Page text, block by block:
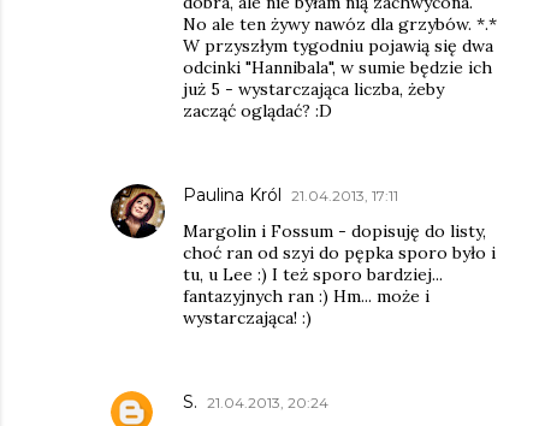
No ale ten żywy nawóz dla grzybów. *.*
W przyszłym tygodniu pojawią się dwa
odcinki "Hannibala", w sumie będzie ich
już 5 - wystarczająca liczba, żeby
zacząć oglądać? :D
Paulina Król 21.04.2013, 17:11
Margolin i Fossum - dopisuję do listy,
choć ran od szyi do pępka sporo było i
tu, u Lee :) I też sporo bardziej...
fantazyjnych ran :) Hm... może i
wystarczająca! :)
S. 21.04.2013, 20:24